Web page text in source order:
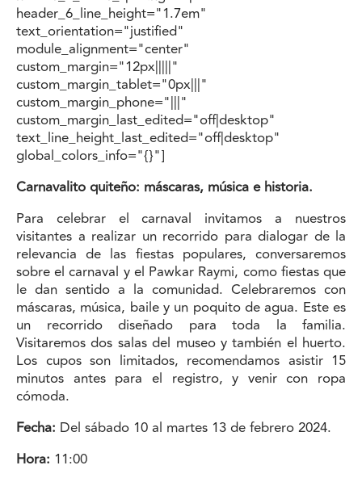
header_6_line_height="1.7em"
text_orientation="justified"
module_alignment="center"
custom_margin="12px|||||"
custom_margin_tablet="0px|||"
custom_margin_phone="|||"
custom_margin_last_edited="off|desktop"
text_line_height_last_edited="off|desktop"
global_colors_info="{}"]
Carnavalito quiteño: máscaras, música e historia.
Para celebrar el carnaval invitamos a nuestros
visitantes a realizar un recorrido para dialogar de la
relevancia de las fiestas populares, conversaremos
sobre el carnaval y el Pawkar Raymi, como fiestas que
le dan sentido a la comunidad. Celebraremos con
máscaras, música, baile y un poquito de agua. Este es
un recorrido diseñado para toda la familia.
Visitaremos dos salas del museo y también el huerto.
Los cupos son limitados, recomendamos asistir 15
minutos antes para el registro, y venir con ropa
cómoda.
Fecha: Del sábado 10 al martes 13 de febrero 2024.
Hora: 11:00